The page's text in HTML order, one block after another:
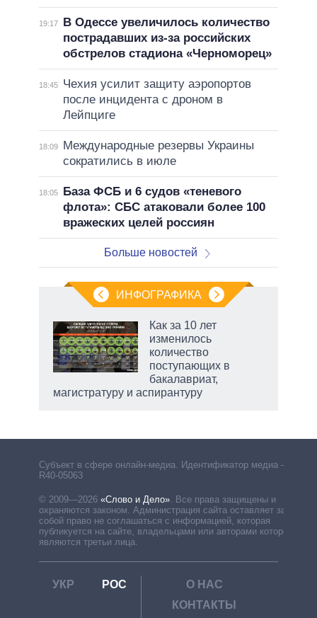
19:17
В Одессе увеличилось количество
пострадавших из-за российских
обстрелов стадиона «Черноморец»
18:45
Чехия усилит защиту аэропортов
после инцидента с дроном в
Лейпциге
18:09
Международные резервы Украины
сократились в июле
18:05
База ФСБ и 6 судов «теневого
флота»: СБС атаковали более 100
вражеских целей россиян
Больше новостей
ИНФОГРАФИКА
Как за 10 лет
изменилось
количество
поступающих в
бакалавриат,
магистратуру и аспирантуру
Субъект в сфере онлайн-медиа. Идентификатор медиа –
R40-05063
© 2009—2026 «Слово и Дело». Все права защищены и
охраняются законом. Администрация сайта оставляет за
собой право не соглашаться с информацией, которая
публикуется на сайте, владельцами или авторами которой
являются третьи лица.
УКР РОС
О НАС
КОНТАКТЫ